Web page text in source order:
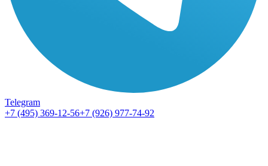
Telegram
+7 (495) 369-12-56+7 (926) 977-74-92